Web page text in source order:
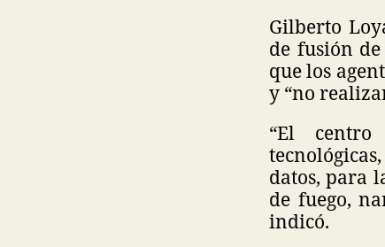
Gilberto
de fusión
que los
y “no
“El centro
datos, para
de fuego,
indicó.